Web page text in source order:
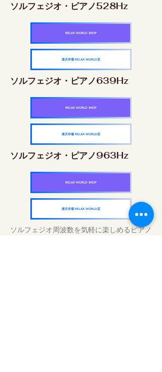
ソルフェジオ・ピアノ528Hz
RELAX WORLD SHOP
楽天市場 RELAX WORLD店
ソルフェジオ・ピアノ639Hz
RELAX WORLD SHOP
楽天市場 RELAX WORLD店
ソルフェジオ・ピアノ963Hz
RELAX WORLD SHOP
楽天市場 RELAX WORLD店
ソルフェジオ周波数を気軽に楽しめるピアノ